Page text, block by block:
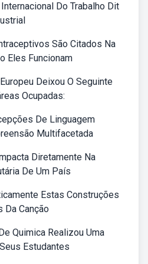
Do Trabalho Dit
São Citados Na
Eles Funcionam
Deixou O Seguinte
Ocupadas:
De Linguagem
Multifacetada
Diretamente Na
De Um País
Estas Construções
Da Canção
Quimica Realizou Uma
Estudantes